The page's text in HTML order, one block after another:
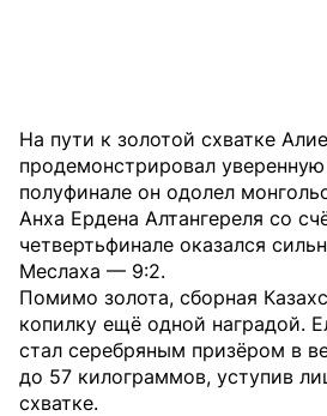
На пути к золотой схватке
продемонстрировал
полуфинале он одолел
Анха Ердена Алтангереля со
четвертьфинале оказался
Меслаха — 9:2.
Помимо золота, сборная
копилку ещё одной наградой.
стал серебряным призёром в
до 57 килограммов, уступив
схватке.